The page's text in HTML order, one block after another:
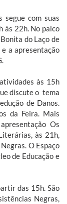
segue com suas
às 22h. No palco
do Laço de
a apresentação
às 15h
discute o tema
de Danos.
da Feira. Mais
Os
às 21h,
O Espaço
de Educação e
das 15h. São
Negras,